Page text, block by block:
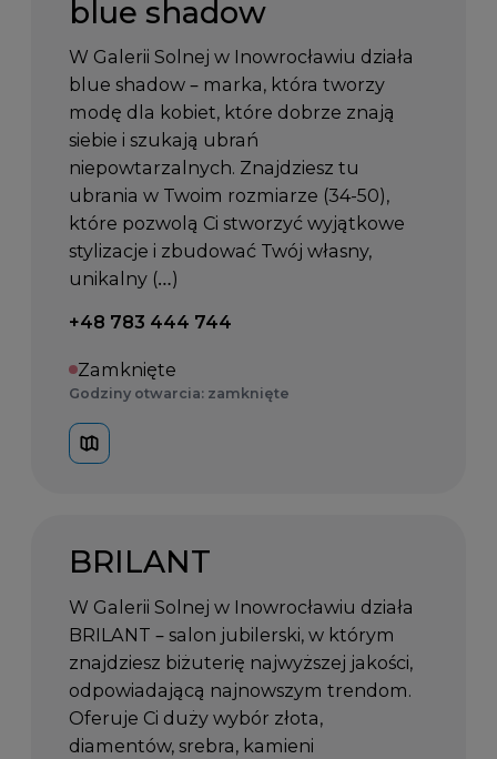
blue shadow
W Galerii Solnej w Inowrocławiu działa
blue shadow – marka, która tworzy
modę dla kobiet, które dobrze znają
siebie i szukają ubrań
niepowtarzalnych. Znajdziesz tu
ubrania w Twoim rozmiarze (34-50),
które pozwolą Ci stworzyć wyjątkowe
stylizacje i zbudować Twój własny,
unikalny (…)
Telefon kontaktowy:
+48 783 444 744
Zamknięte
Godziny otwarcia: zamknięte
BRILANT
W Galerii Solnej w Inowrocławiu działa
BRILANT – salon jubilerski, w którym
znajdziesz biżuterię najwyższej jakości,
odpowiadającą najnowszym trendom.
Oferuje Ci duży wybór złota,
diamentów, srebra, kamieni